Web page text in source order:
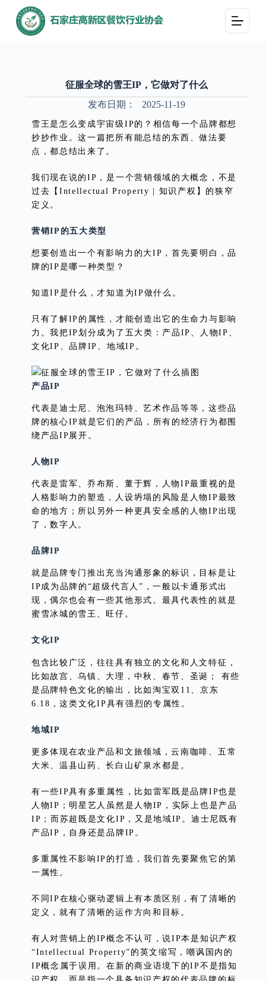
跳
过
征服全球的雪王IP，它做对了什么
发布日期：
2025-11-19
雪王是怎么变成宇宙级IP的？相信每一个品牌都想
抄抄作业。这一篇把所有能总结的东西、做法要
点，都总结出来了。
我们现在说的IP，是一个营销领域的大概念，不是
过去【Intellectual Property | 知识产权】的狭窄
定义。
营销IP的五大类型
想要创造出一个有影响力的大IP，首先要明白，品
牌的IP是哪一种类型？
知道IP是什么，才知道为IP做什么。
只有了解IP的属性，才能创造出它的生命力与影响
力。我把IP划分成为了五大类：产品IP、人物IP、
文化IP、品牌IP、地域IP。
产品IP
代表是迪士尼、泡泡玛特、艺术作品等等，这些品
牌的核心IP就是它们的产品，所有的经济行为都围
绕产品IP展开。
人物IP
代表是雷军、乔布斯、董于辉，人物IP最重视的是
人格影响力的塑造，人设坍塌的风险是人物IP最致
命的地方；所以另外一种更具安全感的人物IP出现
了，数字人。
品牌IP
就是品牌专门推出充当沟通形象的标识，目标是让
IP成为品牌的“超级代言人”，一般以卡通形式出
现，偶尔也会有一些其他形式。最具代表性的就是
蜜雪冰城的雪王、旺仔。
文化IP
包含比较广泛，往往具有独立的文化和人文特征，
比如故宫、乌镇、大理，中秋、春节、圣诞； 有些
是品牌特色文化的输出，比如淘宝双11、京东
6.18，这类文化IP具有强烈的专属性。
地域IP
更多体现在农业产品和文旅领域，云南咖啡、五常
大米、温县山药、长白山矿泉水都是。
有一些IP具有多重属性，比如雷军既是品牌IP也是
人物IP；明星艺人虽然是人物IP，实际上也是产品
IP；而苏超既是文化IP，又是地域IP。迪士尼既有
产品IP，自身还是品牌IP。
多重属性不影响IP的打造，我们首先要聚焦它的第
一属性。
不同IP在核心驱动逻辑上有本质区别，有了清晰的
定义，就有了清晰的运作方向和目标。
有人对营销上的IP概念不认可，说IP本是知识产权
“Intellectual Property”的英文缩写，嘲讽国内的
IP概念属于误用。在新的商业语境下的IP不是指知